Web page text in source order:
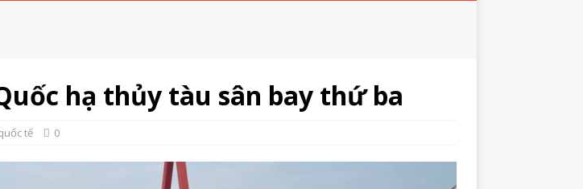
hạ thủy tàu sân bay thứ ba
tế 0